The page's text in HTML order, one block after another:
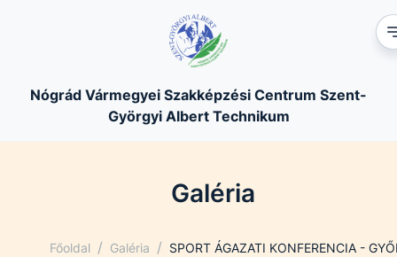
Nógrád Vármegyei Szakképzési Centrum Szent-
Györgyi Albert Technikum
Galéria
Főoldal / Galéria / SPORT ÁGAZATI KONFERENCIA -